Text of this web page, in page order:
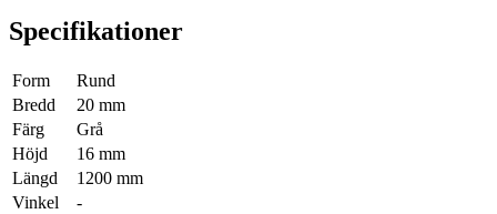
Specifikationer
Form
Rund
Bredd
20 mm
Färg
Grå
Höjd
16 mm
Längd
1200 mm
Vinkel
-